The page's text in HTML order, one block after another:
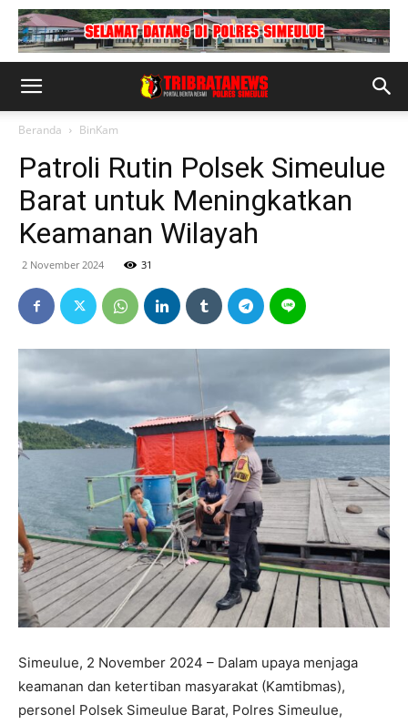
Beranda BinKam
Patroli Rutin Polsek Simeulue
Barat untuk Meningkatkan
Keamanan Wilayah
2 November 2024 31
Simeulue, 2 November 2024 – Dalam upaya menjaga
keamanan dan ketertiban masyarakat (Kamtibmas),
personel Polsek Simeulue Barat, Polres Simeulue,